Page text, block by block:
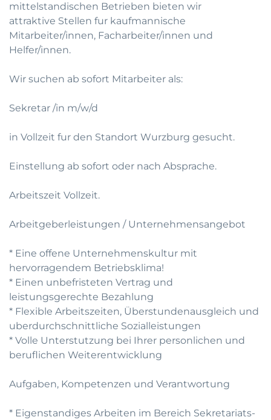
mittelstandischen Betrieben bieten wir
attraktive Stellen fur kaufmannische
Mitarbeiter/innen, Facharbeiter/innen und
Helfer/innen.
Wir suchen ab sofort Mitarbeiter als:
Sekretar /in m/w/d
in Vollzeit fur den Standort Wurzburg gesucht.
Einstellung ab sofort oder nach Absprache.
Arbeitszeit Vollzeit.
Arbeitgeberleistungen / Unternehmensangebot
* Eine offene Unternehmenskultur mit
hervorragendem Betriebsklima!
* Einen unbefristeten Vertrag und
leistungsgerechte Bezahlung
* Flexible Arbeitszeiten, Überstundenausgleich und
uberdurchschnittliche Sozialleistungen
* Volle Unterstutzung bei Ihrer personlichen und
beruflichen Weiterentwicklung
Aufgaben, Kompetenzen und Verantwortung
* Eigenstandiges Arbeiten im Bereich Sekretariats-